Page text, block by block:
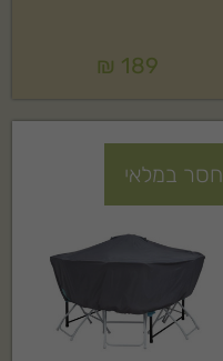
₪ 189
חסר במלאי